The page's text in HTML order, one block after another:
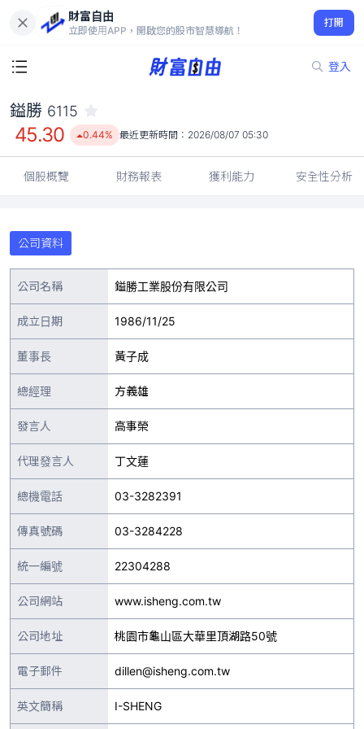
財富自由
立即使用APP，開啟您的股市智慧導航！
打開
登入
45.30
0.44%
鎰勝 6115
45.30 0.44% 最近更新時間： 2026/08/07 05:30
個股概覽 財務報表 獲利能力 安全性分析
公司資料
公司名稱 鎰勝工業股份有限公司
成立日期 1986/11/25
董事長 黃子成
總經理 方義雄
發言人 高事榮
代理發言人 丁文蓮
總機電話 03-3282391
傳真號碼 03-3284228
統一編號 22304288
公司網站 www.isheng.com.tw
公司地址 桃園市龜山區大華里頂湖路50號
電子郵件 dillen@isheng.com.tw
英文簡稱 I-SHENG